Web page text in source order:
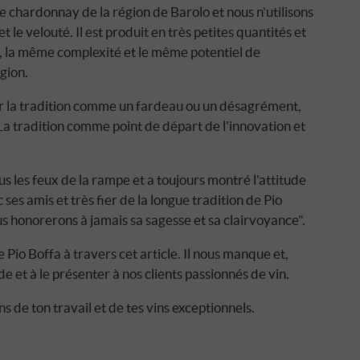
chardonnay de la région de Barolo et nous n'utilisons
le velouté. Il est produit en très petites quantités et
même complexité et le même potentiel de
tradition comme un fardeau ou un désagrément,
tradition comme point de départ de l'innovation et
les feux de la rampe et a toujours montré l'attitude
amis et très fier de la longue tradition de Pio
à jamais sa sagesse et sa clairvoyance".
Pio Boffa à travers cet article. Il nous manque et,
et à le présenter à nos clients passionnés de vin.
de ton travail et de tes vins exceptionnels.